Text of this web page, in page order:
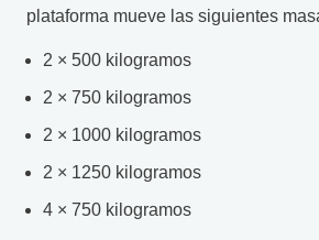
plataforma mueve las siguientes
2 × 500 kilogramos
2 × 750 kilogramos
2 × 1000 kilogramos
2 × 1250 kilogramos
4 × 750 kilogramos